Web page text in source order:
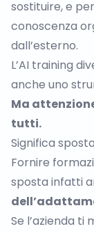
sostituire, e
conoscenza
dall’esterno.
L’AI training
anche uno
Ma
tutti.
Significa
Fornire
sposta infatti
Se l’azienda ti